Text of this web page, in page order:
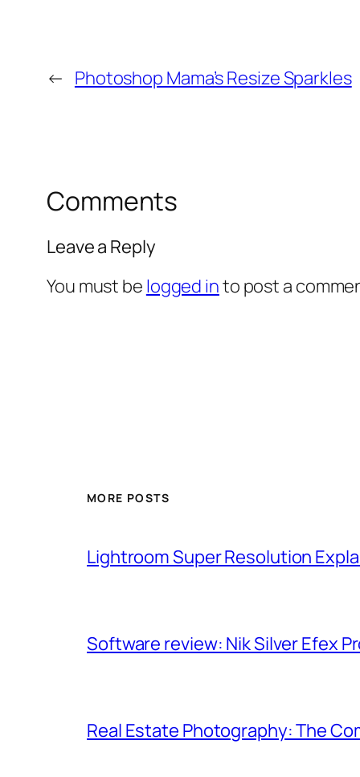
← Photoshop Mama’s Resize Sparkles
Comments
Leave a Reply
You must be logged into post a
MORE POSTS
Lightroom Super Resolution
Software review: Nik Silver Efex
Real Estate Photography: The